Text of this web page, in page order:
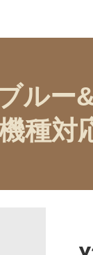
ルー
種対